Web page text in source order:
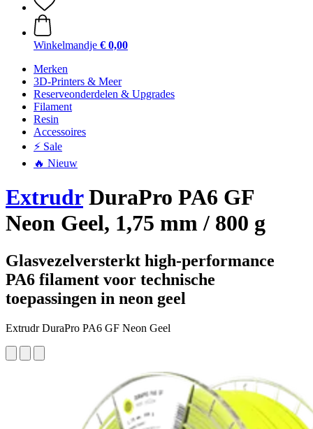
Winkelmandje € 0,00
Merken
3D-Printers & Meer
Reserveonderdelen & Upgrades
Filament
Resin
Accessoires
⚡ Sale
🔥 Nieuw
ExtrudrDuraPro PA6 GF
Neon Geel, 1,75 mm / 800 g
Glasvezelversterkt high-performance
PA6 filament voor technische
toepassingen in neon geel
Extrudr DuraPro PA6 GF Neon Geel